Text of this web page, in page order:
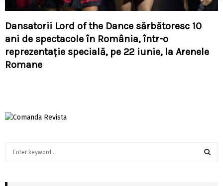
Dansatorii Lord of the Dance sărbătoresc 10
ani de spectacole în România, într-o
reprezentație specială, pe 22 iunie, la Arenele
Romane